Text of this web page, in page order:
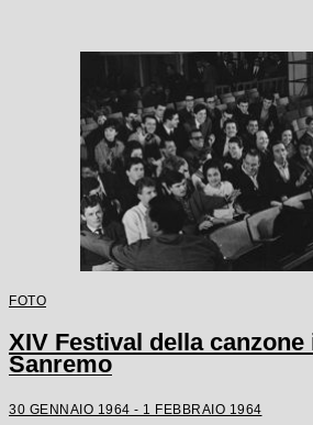
FOTO
XIV Festival della canzone
Sanremo
30 GENNAIO 1964 - 1 FEBBRAIO 1964